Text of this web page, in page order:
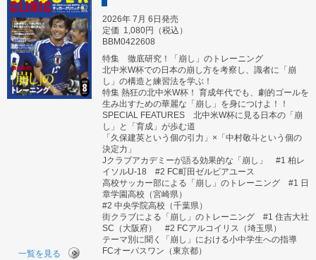
2026年 7月 6日発売
定価 1,080円（税込）
BBM0422608
特集 徹底研究！「崩し」のトレーニング
北中米W杯での日本の崩し方を考察し、識者に「崩
し」の構造と練習法を学ぶ！
特集 熱狂の北中米W杯！ 育成年代でも、劇的ゴールを
生み出すための華麗な「崩し」を身につけよ！！
SPECIAL FEATURES 北中米W杯に見る日本の「崩
し」と「育成」が歩む道
「久保建英という個の引力」×「中村敬斗という個の
決定力」
Jクラブアカデミーが語る効果的な「崩し」 #1 柏レ
イソルU-18 #2 FC町田ゼルビアユース
高校サッカー部による「崩し」のトレーニング #1 日
章学園高校（宮崎県）
#2 中央学院高校（千葉県）
街クラブによる「崩し」のトレーニング #1 住吉大社
SC（大阪府） #2 FCアルコイリス（埼玉県）
テーマ別に聞く「崩し」における小中学生への指導
FCオーパスワン（東京都）
一覧を見る